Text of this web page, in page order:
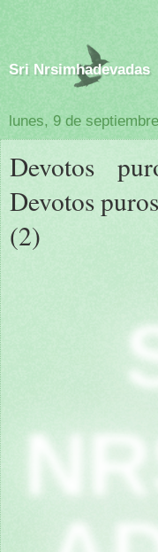
Sri Nrsimhadevadas
lunes, 9 de
Devotos
Devotos
(2)